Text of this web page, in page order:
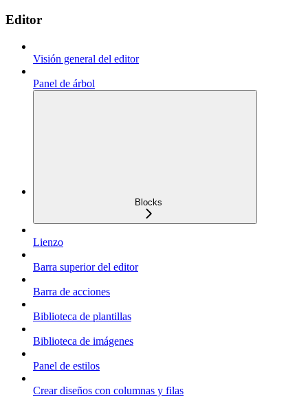
Editor
Visión general del editor
Panel de árbol
Blocks
Lienzo
Barra superior del editor
Barra de acciones
Biblioteca de plantillas
Biblioteca de imágenes
Panel de estilos
Crear diseños con columnas y filas